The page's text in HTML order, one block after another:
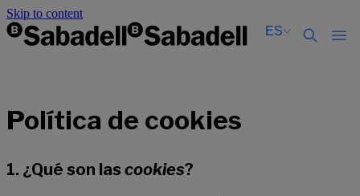
Skip to content
ES
Español
Español
Política de cookies
1. ¿Qué son las cookies?